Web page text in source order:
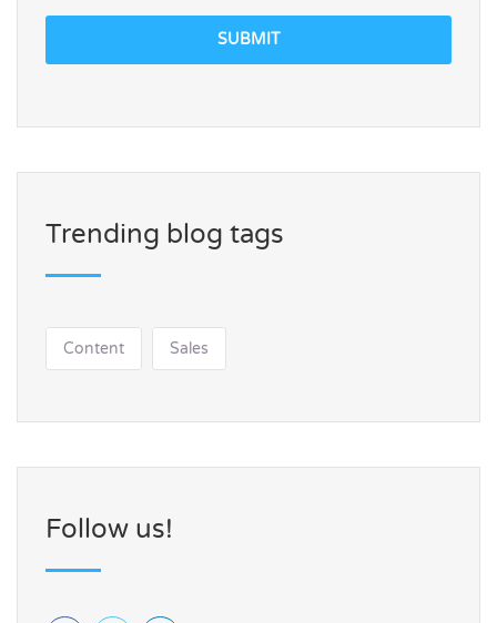
SUBMIT
Trending blog tags
Content Sales
Follow us!